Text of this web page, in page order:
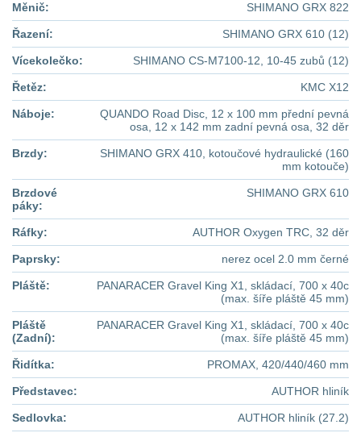
Měnič: SHIMANO GRX 822
Řazení: SHIMANO GRX 610 (12)
Vícekolečko: SHIMANO CS-M7100-12, 10-45 zubů (12)
Řetěz: KMC X12
Náboje:
QUANDO Road Disc, 12 x 100 mm přední pevná
osa, 12 x 142 mm zadní pevná osa, 32 děr
Brzdy:
SHIMANO GRX 410, kotoučové hydraulické (160
mm kotouče)
Brzdové
páky:
SHIMANO GRX 610
Ráfky: AUTHOR Oxygen TRC, 32 děr
Paprsky: nerez ocel 2.0 mm černé
Pláště:
PANARACER Gravel King X1, skládací, 700 x 40c
(max. šíře pláště 45 mm)
Pláště
(Zadní):
PANARACER Gravel King X1, skládací, 700 x 40c
(max. šíře pláště 45 mm)
Řidítka: PROMAX, 420/440/460 mm
Představec: AUTHOR hliník
Sedlovka: AUTHOR hliník (27.2)